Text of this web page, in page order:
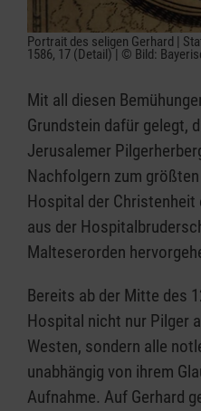
Portrait des seligen Gerhard |
1586, 17 (Detail) | © Bild:
Mit all diesen
Grundstein dafür gelegt,
Jerusalemer
Nachfolgern zum
Hospital der
aus der
Malteserorden
Bereits ab der Mitte des
Hospital nicht nur Pilger
Westen, sondern alle
unabhängig von ihrem
Aufnahme. Auf Gerhard